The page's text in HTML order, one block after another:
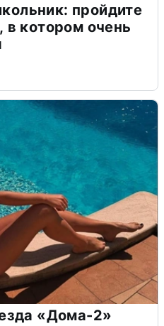
пройдите
в котором очень
«Дома-2»